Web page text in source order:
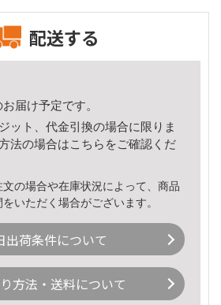
配送する
届け予定です。
ット、代金引換の場合に限りま
法の場合はこちら をご確認くだ
の場合や在庫状況によって、商品
いただく場合がございます。
出荷条件について
方法・送料について